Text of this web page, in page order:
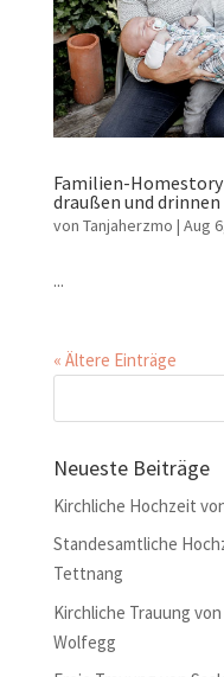
Familien-
draußen und drinnen
von Tanjaherzmo | Aug
...
« Ältere Einträge
Neueste Beiträge
Kirchliche Hochzeit
Standesamtliche
Tettnang
Kirchliche Trauung
Wolfegg